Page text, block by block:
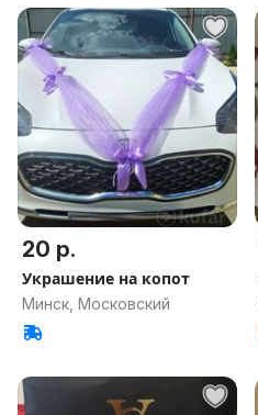
20 р.
Украшение на копот
Минск, Московский